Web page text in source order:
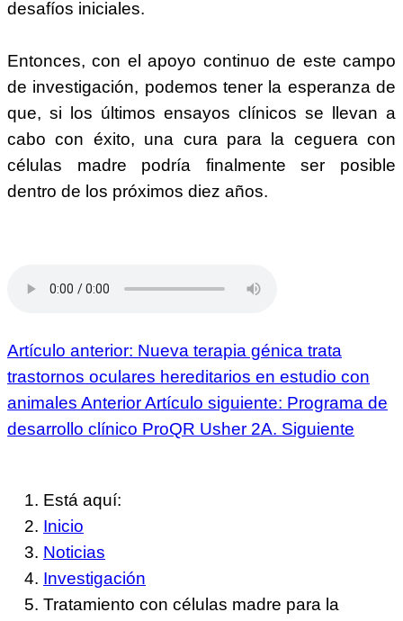
desafíos iniciales.
Entonces, con el apoyo continuo de este campo
de investigación, podemos tener la esperanza de
que, si los últimos ensayos clínicos se llevan a
cabo con éxito, una cura para la ceguera con
células madre podría finalmente ser posible
dentro de los próximos diez años.
Artículo anterior: Nueva terapia génica trata
trastornos oculares hereditarios en estudio con
animales AnteriorArtículo siguiente: Programa de
desarrollo clínico ProQR Usher 2A. Siguiente
Está aquí:
Inicio
Noticias
Investigación
Tratamiento con células madre para la